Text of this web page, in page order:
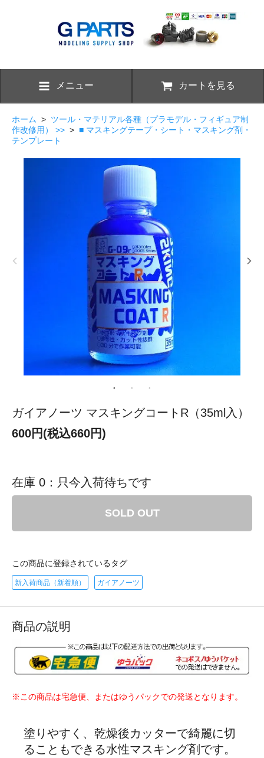
メニュー カートを見る
ホーム > ツール・マテリアル各種（プラモデル・フィギュア制
作改修用） >> > ■ マスキングテープ・シート・マスキング剤・
テンプレート
ガイアノーツ マスキングコートR（35ml入）
600円(税込660円)
在庫 0：只今入荷待ちです
SOLD OUT
この商品に登録されているタグ
新入荷商品（新着順） ガイアノーツ
商品の説明
※この商品は宅急便、またはゆうパックでの発送となります。
塗りやすく、乾燥後カッターで綺麗に切
ることもできる水性マスキング剤です。